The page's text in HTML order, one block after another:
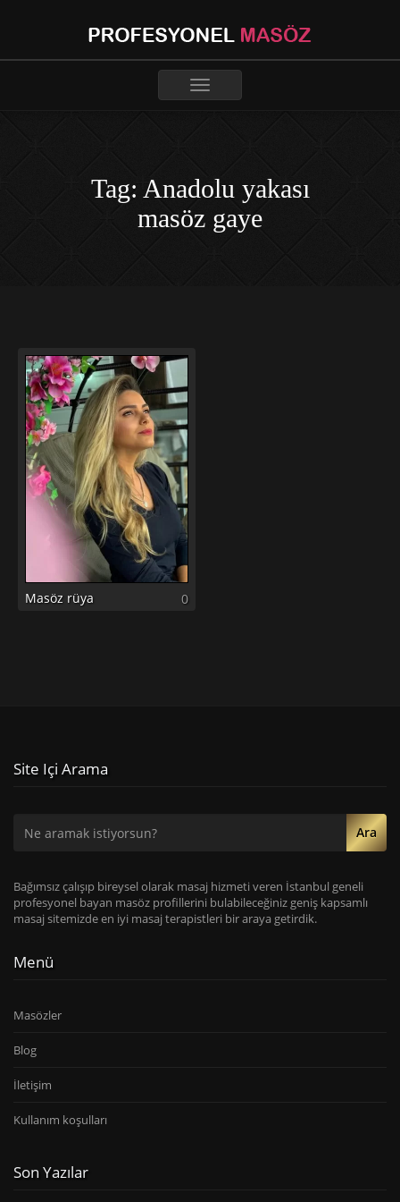
Toggle
Tag: Anadolu yakası
masöz gaye
Masöz rüya 0
Site Içi Arama
Ara
Bağımsız çalışıp bireysel olarak masaj hizmeti veren İstanbul geneli
profesyonel bayan masöz profillerini bulabileceğiniz geniş kapsamlı
masaj sitemizde en iyi masaj terapistleri bir araya getirdik.
Menü
Masözler
Blog
İletişim
Kullanım koşulları
Son Yazılar